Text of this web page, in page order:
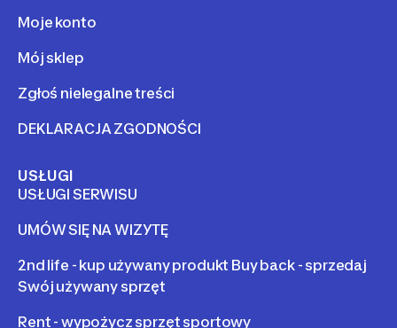
Moje konto
Mój sklep
Zgłoś nielegalne treści
DEKLARACJA ZGODNOŚCI
USŁUGI
USŁUGI SERWISU
UMÓW SIĘ NA WIZYTĘ
2nd life - kup używany produkt Buy back - sprzedaj
Swój używany sprzęt
Rent - wypożycz sprzęt sportowy